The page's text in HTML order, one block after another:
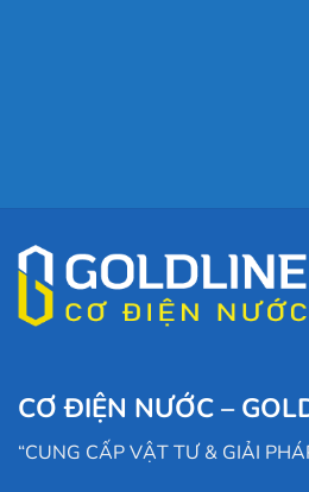
CƠ ĐIỆN NƯỚC –
“CUNG CẤP VẬT TƯ & GIẢI